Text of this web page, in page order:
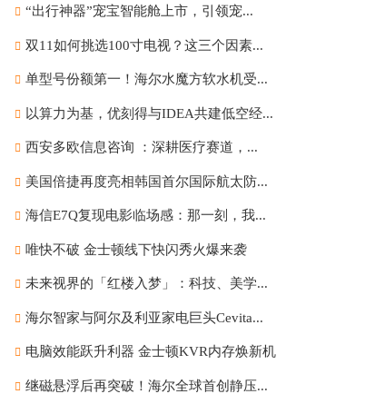
“出行神器”宠宝智能舱上市，引领宠...
双11如何挑选100寸电视？这三个因素...
单型号份额第一！海尔水魔方软水机受...
以算力为基，优刻得与IDEA共建低空经...
西安多欧信息咨询 ：深耕医疗赛道，...
美国倍捷再度亮相韩国首尔国际航太防...
海信E7Q复现电影临场感：那一刻，我...
唯快不破 金士顿线下快闪秀火爆来袭
未来视界的「红楼入梦」：科技、美学...
海尔智家与阿尔及利亚家电巨头Cevita...
电脑效能跃升利器 金士顿KVR内存焕新机
继磁悬浮后再突破！海尔全球首创静压...